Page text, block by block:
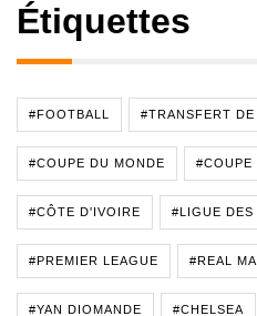
Étiquettes
#FOOTBALL #TRANSFERT
#COUPE DU MONDE #COUPE
#CÔTE D'IVOIRE #LIGUE DES
#PREMIER LEAGUE #REAL
#YAN DIOMANDE #CHELSEA